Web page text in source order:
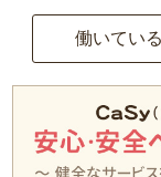
働いてい